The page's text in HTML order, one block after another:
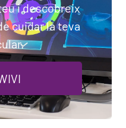
teu i descobreix
cuidar la teva